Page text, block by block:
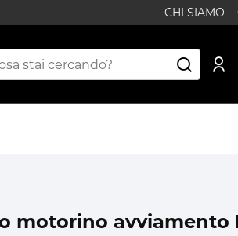
CHI SIAMO
motorino avviamento